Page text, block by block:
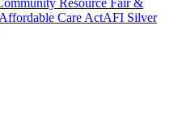
Resource Fair &
Affordable Care ActAFI Silver